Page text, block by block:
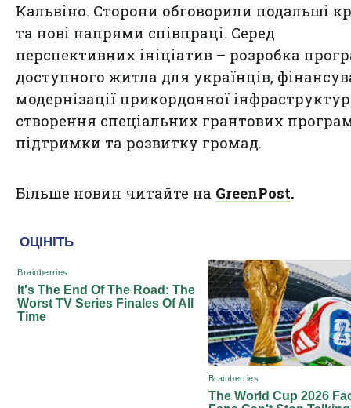
Кальвіно. Сторони обговорили подальші
та нові напрями співпраці. Серед
перспективних ініціатив – розробка
доступного житла для українців,
модернізації прикордонної
створення спеціальних грантових
підтримки та розвитку громад.
Більше новин читайте на GreenPost.